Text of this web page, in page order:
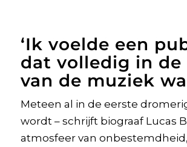
‘Ik voelde een
dat volledig in de
van de muziek
Meteen al in de eerste
wordt – schrijft biograaf Lucas
atmosfeer van